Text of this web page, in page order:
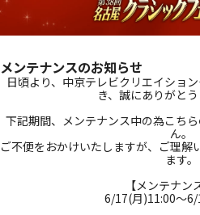
メンテナンスのお知らせ
日頃より、中京テレビクリエイショ
き、誠にありがとう
下記期間、メンテナンス中の為こち
ん。
ご不便をおかけいたしますが、ご理
ます。
【メンテナン
6/17(月)11:00～